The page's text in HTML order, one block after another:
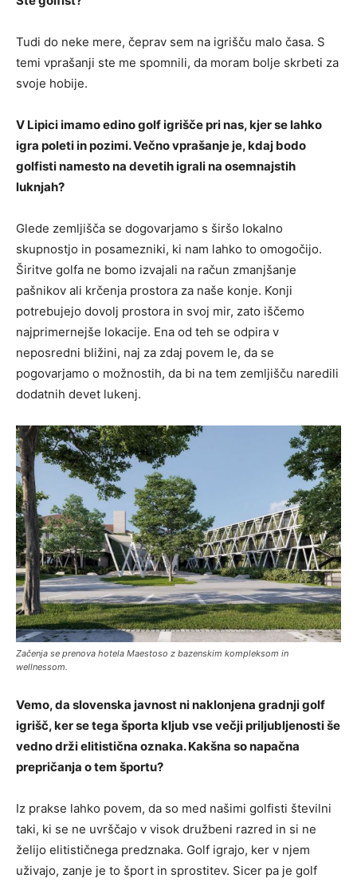
Tudi do neke mere, čeprav sem na igrišču malo časa. S
temi vprašanji ste me spomnili, da moram bolje skrbeti za
svoje hobije.
V Lipici imamo edino golf igrišče pri nas, kjer se lahko
igra poleti in pozimi. Večno vprašanje je, kdaj bodo
golfisti namesto na devetih igrali na osemnajstih
luknjah?
Glede zemljišča se dogovarjamo s širšo lokalno
skupnostjo in posamezniki, ki nam lahko to omogočijo.
Širitve golfa ne bomo izvajali na račun zmanjšanje
pašnikov ali krčenja prostora za naše konje. Konji
potrebujejo dovolj prostora in svoj mir, zato iščemo
najprimernejše lokacije. Ena od teh se odpira v
neposredni bližini, naj za zdaj povem le, da se
pogovarjamo o možnostih, da bi na tem zemljišču naredili
dodatnih devet lukenj.
Začenja se prenova hotela Maestoso z bazenskim kompleksom in
wellnessom.
Vemo, da slovenska javnost ni naklonjena gradnji golf
igrišč, ker se tega športa kljub vse večji priljubljenosti še
vedno drži elitistična oznaka. Kakšna so napačna
prepričanja o tem športu?
Iz prakse lahko povem, da so med našimi golfisti številni
taki, ki se ne uvrščajo v visok družbeni razred in si ne
želijo elitističnega predznaka. Golf igrajo, ker v njem
uživajo, zanje je to šport in sprostitev. Sicer pa je golf